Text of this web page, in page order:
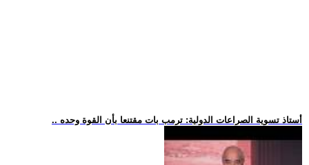
.. أستاذ تسوية الصراعات الدولية: ترمب بات مقتنعا بأن القوة وحده